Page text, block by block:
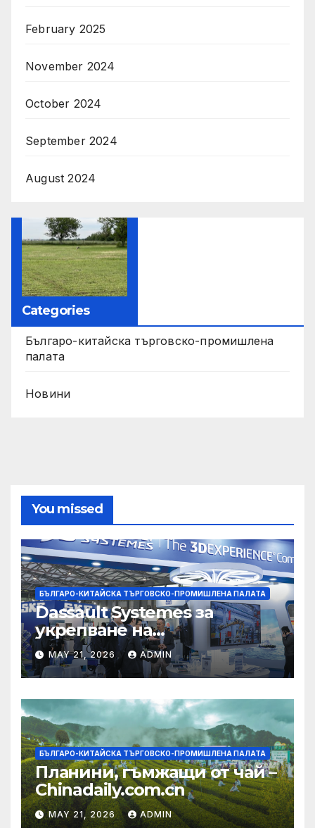
February 2025
November 2024
October 2024
September 2024
August 2024
Categories
Българо-китайска търговско-промишлена
палата
Новини
You missed
БЪЛГАРО-КИТАЙСКА ТЪРГОВСКО-ПРОМИШЛЕНА ПАЛАТА
Dassault Systemes за
укрепване на
изграждането на AI
екосистема в Китай
MAY 21, 2026 ADMIN
БЪЛГАРО-КИТАЙСКА ТЪРГОВСКО-ПРОМИШЛЕНА ПАЛАТА
Планини, гъмжащи от чай –
Chinadaily.com.cn
MAY 21, 2026 ADMIN